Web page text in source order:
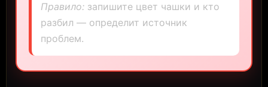
Правило: запишите цвет чашки и кто
разбил — определит источник
проблем.